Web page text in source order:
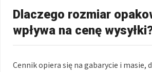
Dlaczego rozmiar
wpływa na cenę
Cennik opiera się na gabarycie i masie,